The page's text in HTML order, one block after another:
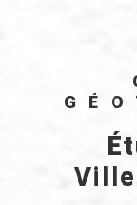
étude de sol à